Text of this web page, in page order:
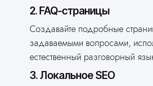
2. FAQ-страницы
Создавайте подробные
задаваемыми вопросами,
естественный разговорный
3. Локальное SEO